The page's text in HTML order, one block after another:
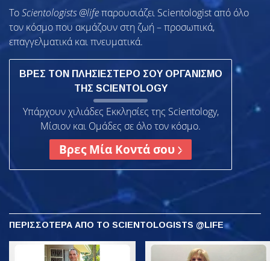
ΤοScientologists @lifeπαρουσιάζει Scientologist από όλο
τον κόσμο που ακμάζουν στη ζωή – προσωπικά,
επαγγελματικά και πνευματικά.
ΒΡΕΣ ΤΟΝ ΠΛΗΣΙΕΣΤΕΡΟ ΣΟΥ ΟΡΓΑΝΙΣΜΟ
ΤΗΣ SCIENTOLOGY
Υπάρχουν χιλιάδες Εκκλησίες της Scientology,
Μίσιον και Ομάδες σε όλο τον κόσμο.
Βρες Μία Κοντά σου
ΠΕΡΙΣΣΟΤΕΡΑ ΑΠΟ ΤΟ SCIENTOLOGISTS @LIFE